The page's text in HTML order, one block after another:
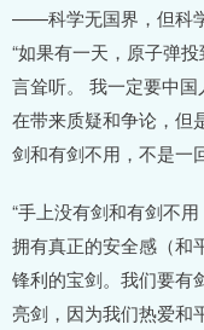
——科学无国界，但科
“如果有一天，原子弹
言耸听。 我一定要中
在带来质疑和争论，但
剑和有剑不用，不是一
“手上没有剑和有剑不
拥有真正的安全感（和
锋利的宝剑。我们要有
亮剑，因为我们热爱和